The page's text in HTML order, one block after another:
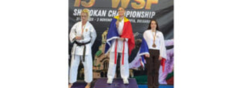
Memorialul
Chioveanu